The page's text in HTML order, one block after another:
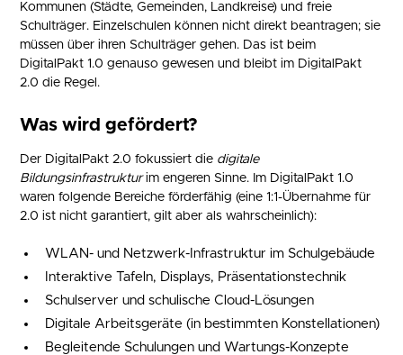
Kommunen (Städte, Gemeinden, Landkreise) und freie
Schulträger. Einzelschulen können nicht direkt beantragen; sie
müssen über ihren Schulträger gehen. Das ist beim
DigitalPakt 1.0 genauso gewesen und bleibt im DigitalPakt
2.0 die Regel.
Was wird gefördert?
Der DigitalPakt 2.0 fokussiert die digitale
Bildungsinfrastrukturim engeren Sinne. Im DigitalPakt 1.0
waren folgende Bereiche förderfähig (eine 1:1-Übernahme für
2.0 ist nicht garantiert, gilt aber als wahrscheinlich):
WLAN- und Netzwerk-Infrastruktur im Schulgebäude
Interaktive Tafeln, Displays, Präsentationstechnik
Schulserver und schulische Cloud-Lösungen
Digitale Arbeitsgeräte (in bestimmten Konstellationen)
Begleitende Schulungen und Wartungs-Konzepte